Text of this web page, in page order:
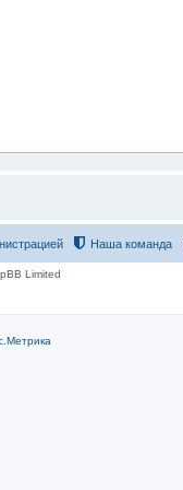
Наша команда
Limited